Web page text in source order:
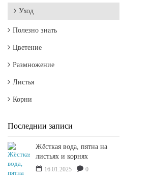
Уход
Полезно знать
Цветение
Размножение
Листья
Корни
Последнии записи
Жёсткая вода, пятна на
листьях и корнях
16.01.2025 0